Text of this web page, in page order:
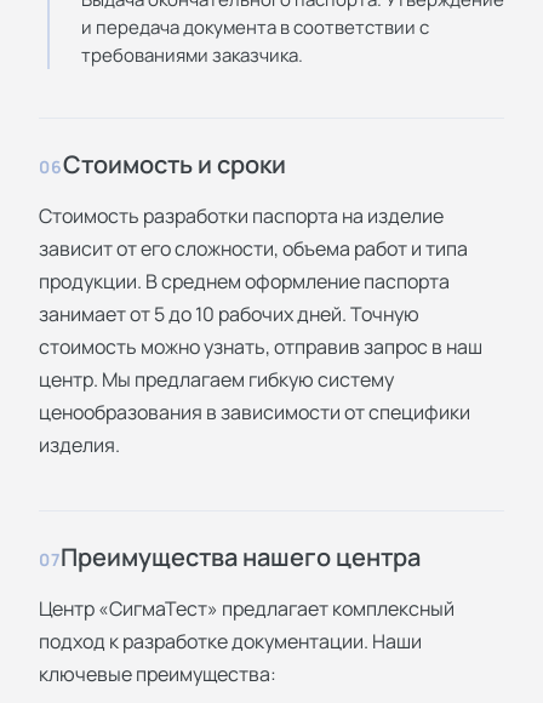
и передача документа в соответствии с
требованиями заказчика.
06Стоимость и сроки
Стоимость разработки паспорта на изделие
зависит от его сложности, объема работ и типа
продукции. В среднем оформление паспорта
занимает от 5 до 10 рабочих дней. Точную
стоимость можно узнать, отправив запрос в наш
центр. Мы предлагаем гибкую систему
ценообразования в зависимости от специфики
изделия.
07Преимущества нашего центра
Центр «СигмаТест» предлагает комплексный
подход к разработке документации. Наши
ключевые преимущества: